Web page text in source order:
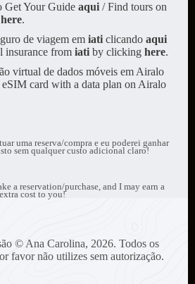
Get Your Guide aqui / Find tours on
here.
de viagem em iaticlicando aqui
insurance from iatiby clicking here.
virtual de dados móveis em Airalo
card with a data plan on Airalo
uma reserva/compra e eu poderei ganhar
sem qualquer custo adicional claro!
a reservation/purchase, and I may earn a
cost to you!
© Ana Carolina, 2026. Todos os
favor não utilizes sem autorização.